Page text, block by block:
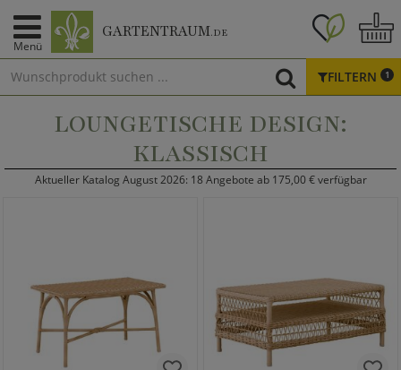
Menü
GARTENTRAUM.DE
FILTERN 1
LOUNGETISCHE DESIGN:
KLASSISCH
Aktueller Katalog August 2026: 18 Angebote ab 175,00 € verfügbar